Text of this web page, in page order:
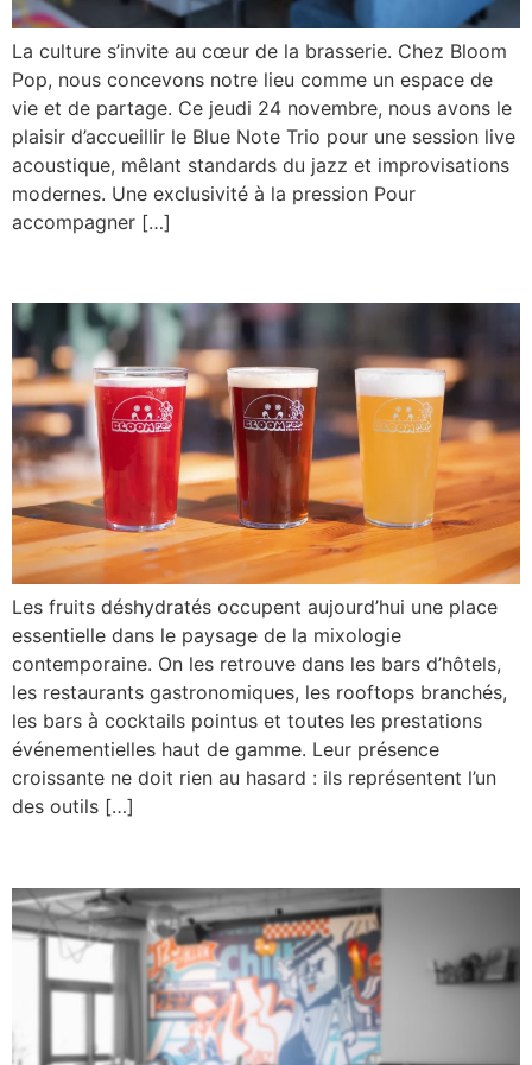
La culture s’invite au cœur de la brasserie. Chez Bloom
Pop, nous concevons notre lieu comme un espace de
vie et de partage. Ce jeudi 24 novembre, nous avons le
plaisir d’accueillir le Blue Note Trio pour une session live
acoustique, mêlant standards du jazz et improvisations
modernes. Une exclusivité à la pression Pour
accompagner […]
Les fruits déshydratés occupent aujourd’hui une place
essentielle dans le paysage de la mixologie
contemporaine. On les retrouve dans les bars d’hôtels,
les restaurants gastronomiques, les rooftops branchés,
les bars à cocktails pointus et toutes les prestations
événementielles haut de gamme. Leur présence
croissante ne doit rien au hasard : ils représentent l’un
des outils […]